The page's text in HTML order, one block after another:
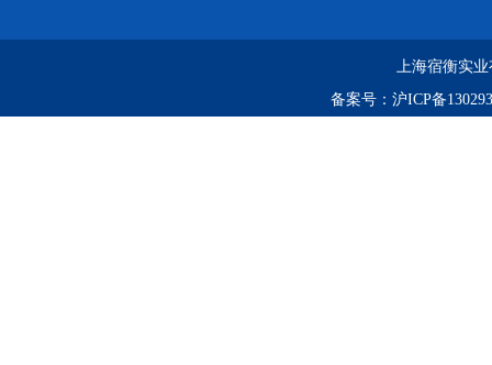
上海宿衡实
备案号： 沪ICP备